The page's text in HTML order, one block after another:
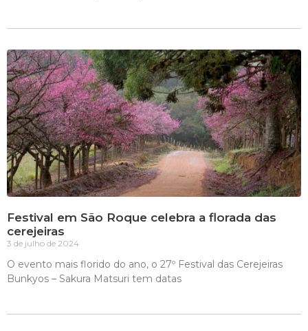
Festival em São Roque celebra a florada das
cerejeiras
3 de julho de 2024
O evento mais florido do ano, o 27º Festival das Cerejeiras
Bunkyos – Sakura Matsuri tem datas